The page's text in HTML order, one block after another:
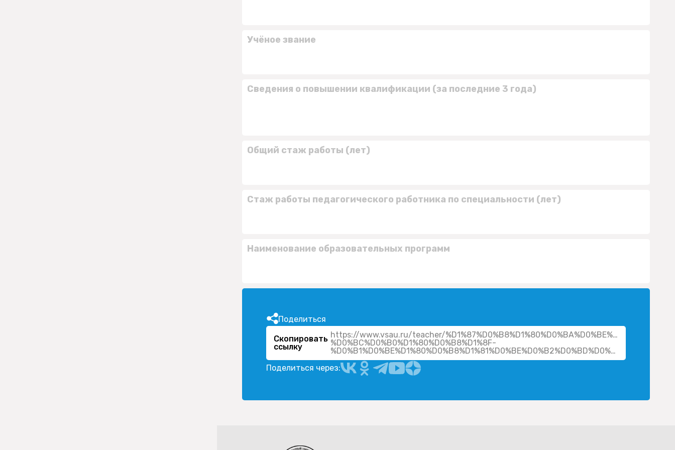
Учёное звание
Сведения о повышении квалификации (за последние 3 года)
Общий стаж работы (лет)
Стаж работы педагогического работника по специальности (лет)
Наименование образовательных программ
Поделиться
Скопировать
ссылку
https://www.vsau.ru/teacher/
%D0%BC%D0%B0%D1%80%D0%B8%D1%8F-
%D0%B1%D0%BE%D1%80%D0%B8%D1%81%D0%BE%D0%B2%D0%BD%D0%B0/
Поделиться через: